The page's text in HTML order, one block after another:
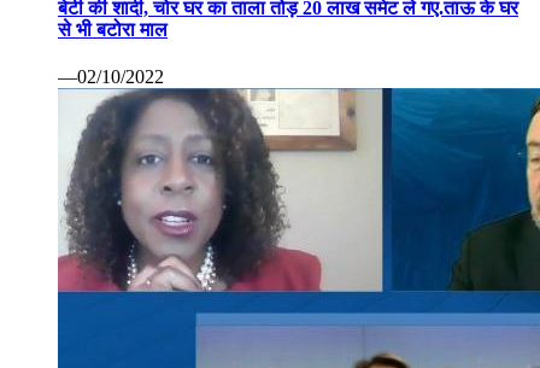
बेटी की शादी, चोर घर का ताला तोड़ 20 लाख समेट ले गए.ताऊ के घर
से भी बटोरा माल
—02/10/2022